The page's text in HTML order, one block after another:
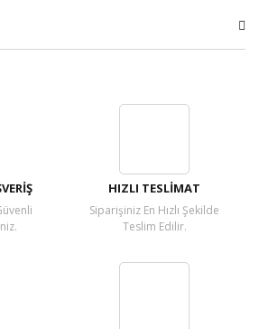
HIZLI TESLİMAT
Siparişiniz En Hızlı Şekilde
Teslim Edilir.